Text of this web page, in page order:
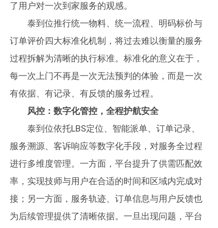
了用户对一次到家服务的观感。
泰到位推行统一物料、统一流程、明码标价与
订单评价四大标准化机制，将过去难以衡量的服务
过程拆解为清晰的执行标准。标准化的意义在于，
每一次上门不再是一次无法预判的体验，而是一次
有依据、有记录、有反馈的服务过程。
风控：数字化管控，全程护航安全
泰到位依托LBS定位、智能派单、订单记录、
服务溯源、客诉响应等数字化手段，对服务全过程
进行多维度管理。一方面，平台提升了供需匹配效
率，实现技师与用户在合适的时间和区域内完成对
接；另一方面，服务轨迹、订单信息与用户反馈也
为后续管理提供了清晰依据。一旦出现问题，平台